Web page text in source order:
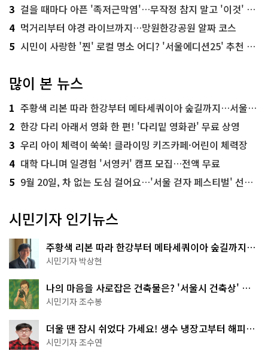
3 걸을 때마다 아픈 '족저근막염'…무작정 참지 말고 '이것' 해보세요!
4 먹거리부터 야경 라이브까지…망원한강공원 알짜 코스
5 시민이 사랑한 '찐' 로컬 명소 어디? '서울에디션25' 추천 코스
많이 본 뉴스
1 주황색 리본 따라 한강부터 메타세쿼이아 숲길까지…서울둘레길 15코스
2 한강 다리 아래서 영화 한 편! '다리밑 영화관' 무료 상영
3 우리 아이 체력이 쑥쑥! 클라이밍 키즈카페·어린이 체력장
4 대학 다니며 일경험 '서영커' 캠프 모집…전액 무료
5 9월 20일, 차 없는 도심 걸어요…'서울 걷자 페스티벌' 선착순 5천명
시민기자 인기뉴스
주황색 리본 따라 한강부터 메타세쿼이아 숲길까지…
서울둘레길 15코스
시민기자 박상현
나의 마음을 사로잡은 건축물은? '서울시 건축상' 수
상작 공개!
시민기자 조수봉
더울 땐 잠시 쉬었다 가세요! 생수 냉장고부터 해피소
·무더위쉼터까지
시민기자 조수연